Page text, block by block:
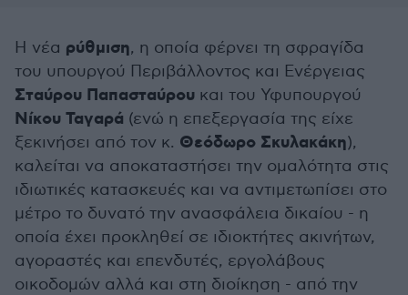
Η νέα ρύθμιση, η οποία φέρνει τη σφραγίδα
του υπουργού Περιβάλλοντος και Ενέργειας
Σταύρου Παπασταύρου και του Υφυπουργού
Νίκου Ταγαρά (ενώ η επεξεργασία της είχε
ξεκινήσει από τον κ. Θεόδωρο Σκυλακάκη),
καλείται να αποκαταστήσει την ομαλότητα στις
ιδιωτικές κατασκευές και να αντιμετωπίσει στο
μέτρο το δυνατό την ανασφάλεια δικαίου - η
οποία έχει προκληθεί σε ιδιοκτήτες ακινήτων,
αγοραστές και επενδυτές, εργολάβους
οικοδομών αλλά και στη διοίκηση - από την